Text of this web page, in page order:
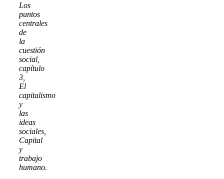
Los
puntos
centrales
de
la
cuestión
social,
capítulo
3,
El
capitalismo
y
las
ideas
sociales,
Capital
y
trabajo
humano.